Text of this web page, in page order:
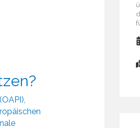
,